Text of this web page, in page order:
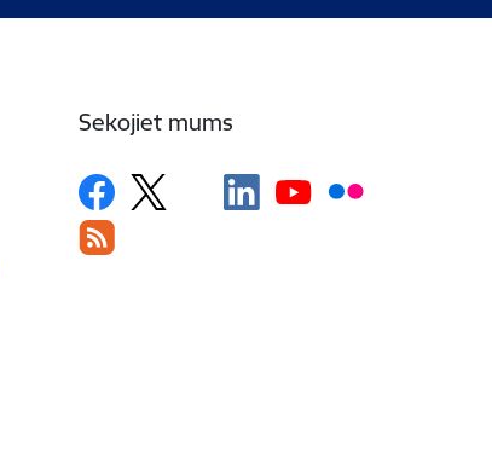
Sekojiet mums